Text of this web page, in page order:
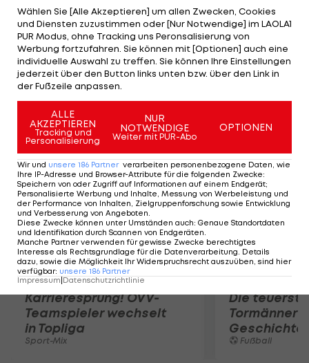
erklärt der von Borussia Mönchengladbach
umworbene 21-Jährige. Am Montag möchte Max
Eberl, Sportdirektor des dt. Bundesligisten, nach
Enschede reisen, um alles zu fixieren. De Jong
würde bei einem Wechsel auf die ihm
zustehenden 20 Prozent der Ablöse verzichten.
Mehr zum Thema
Karrieresprung! ÖVV-
Teamspieler wechselt
in Topliga
Sport-Mix
Die
Tormänner
Geschichte
Fußball
Wählen Sie [Alle Akzeptieren] um allen Zwecken, Cookies
und Diensten zuzustimmen oder [Nur Notwendige] im LAOLA1
PUR Modus, ohne Tracking uns Peronsalisierung von
Werbung fortzufahren. Sie können mit [Optionen] auch eine
individuelle Auswahl zu treffen. Sie können Ihre Einstellungen
jederzeit über den Button links unten bzw. über den Link in
der Fußzeile anpassen.
ALLE
AKZEPTIEREN
Tracking und
Personalisierung
NUR
NOTWENDIGE
Weiter mit PUR-Abo
OPTIONEN
Wir und unsere 186 Partner verarbeiten personenbezogene Daten, wie
Ihre IP-Adresse und Browser-Attribute für die folgenden Zwecke:
Speichern von oder Zugriff auf Informationen auf einem Endgerät;
Personalisierte Werbung und Inhalte, Messung von Werbeleistung und
der Performance von Inhalten, Zielgruppenforschung sowie Entwicklung
und Verbesserung von Angeboten.
Diese Zwecke können unter Umständen auch: Genaue Standortdaten
und Identifikation durch Scannen von Endgeräten.
Manche Partner verwenden für gewisse Zwecke berechtigtes
Interesse als Rechtsgrundlage für die Datenverarbeitung. Details
dazu, sowie die Möglichkeit Ihr Widerspruchsrecht auszuüben, sind hier
verfügbar: unsere 186 Partner
Impressum Datenschutzrichtlinie